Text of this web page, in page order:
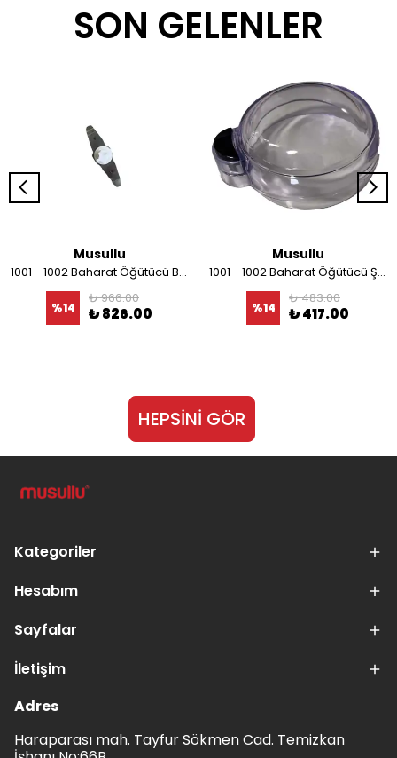
SON GELENLER
Musullu
1001 - 1002 Baharat Öğütücü Bıçağı
%14
₺ 966.00
₺ 826.00
Musullu
1001 - 1002 Baharat Öğütücü Şeffaf Kapağı
%14
₺ 483.00
₺ 417.00
HEPSİNİ GÖR
Kategoriler
Hesabım
Sayfalar
İletişim
Adres
Haraparası mah. Tayfur Sökmen Cad. Temizkan